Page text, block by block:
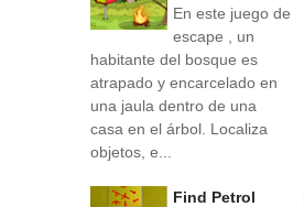
En este juego de
escape , un
habitante del bosque es
atrapado y encarcelado en
una jaula dentro de una
casa en el árbol. Localiza
objetos, e...
Find Petrol